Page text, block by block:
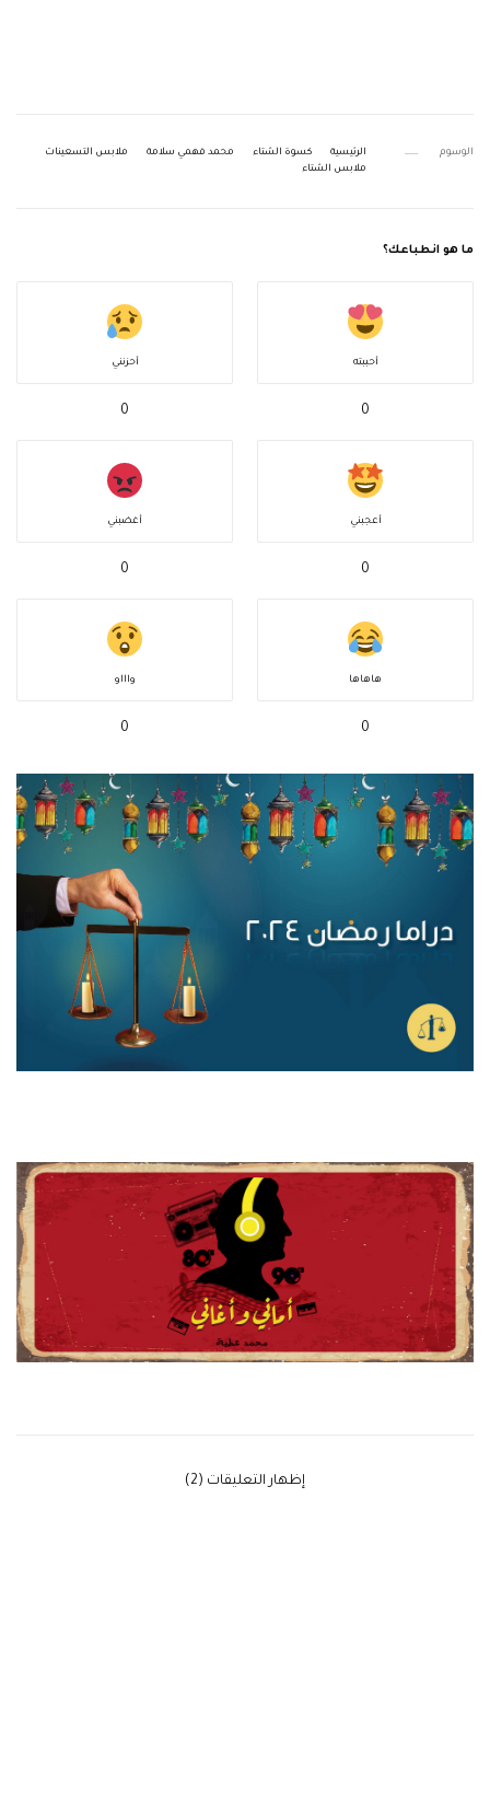
الوسوم الرئيسية كسوة الشتاء محمد فهمي سلامة
ملابس التسعينات
ملابس الشتاء
ما هو انطباعك؟
أحببته
0
أحزنني
0
أعجبني
0
أغضبني
0
هاهاها
0
واااو
0
‫إظهار التعليقات (2)